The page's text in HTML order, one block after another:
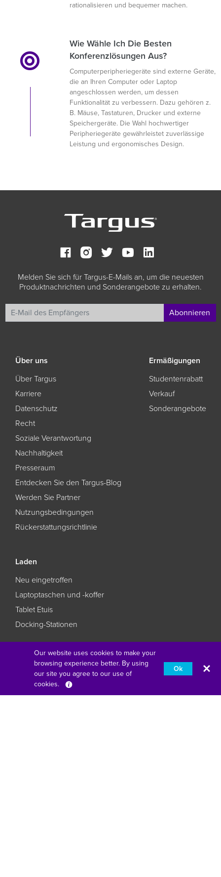
rationalisieren und bequemer machen.
Wie Wähle Ich Die Besten
Konferenzlösungen Aus?
Computerperipheriegeräte sind externe Geräte,
die an Ihren Computer oder Laptop
angeschlossen werden, um dessen
Funktionalität zu verbessern. Dazu gehören z.
B. Mäuse, Tastaturen, Drucker und externe
Speichergeräte. Die Wahl hochwertiger
Peripheriegeräte gewährleistet zuverlässige
Leistung und ergonomisches Design.
Melden Sie sich für Targus-E-Mails an, um die neuesten
Produktnachrichten und Sonderangebote zu erhalten.
Abonnieren
Über uns
Über Targus
Karriere
Datenschutz
Recht
Soziale Verantwortung
Nachhaltigkeit
Presseraum
Entdecken Sie den Targus-Blog
Werden Sie Partner
Nutzungsbedingungen
Rückerstattungsrichtlinie
Ermäßigungen
Studentenrabatt
Verkauf
Sonderangebote
Laden
Neu eingetroffen
Laptoptaschen und -koffer
Tablet Etuis
Docking-Stationen
Unterstützung
Kundenbetreuung
Our website uses cookies to make your
browsing experience better. By using
our site you agree to our use of
cookies.
Ok